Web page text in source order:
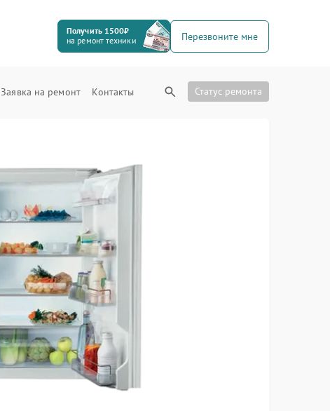
Получить 1500₽
на ремонт техники
Перезвоните мне
Заявка на ремонт Контакты Статус ремонта